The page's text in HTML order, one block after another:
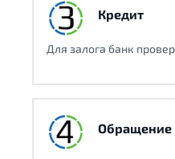
Кредит
Для залога банк
Обращение